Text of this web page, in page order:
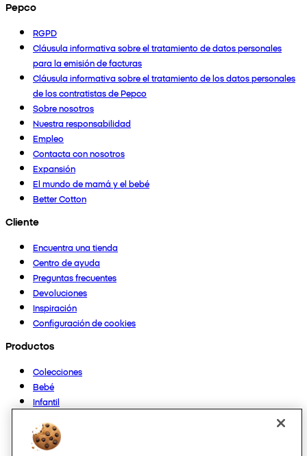
Pepco
RGPD
Cláusula informativa sobre el tratamiento de datos personales
para la emisión de facturas
Cláusula informativa sobre el tratamiento de los datos personales
de los contratistas de Pepco
Sobre nosotros
Nuestra responsabilidad
Empleo
Contacta con nosotros
Expansión
El mundo de mamá y el bebé
Better Cotton
Cliente
Encuentra una tienda
Centro de ayuda
Preguntas frecuentes
Devoluciones
Inspiración
Configuración de cookies
Productos
Colecciones
Bebé
Infantil
Mujer
Hombre